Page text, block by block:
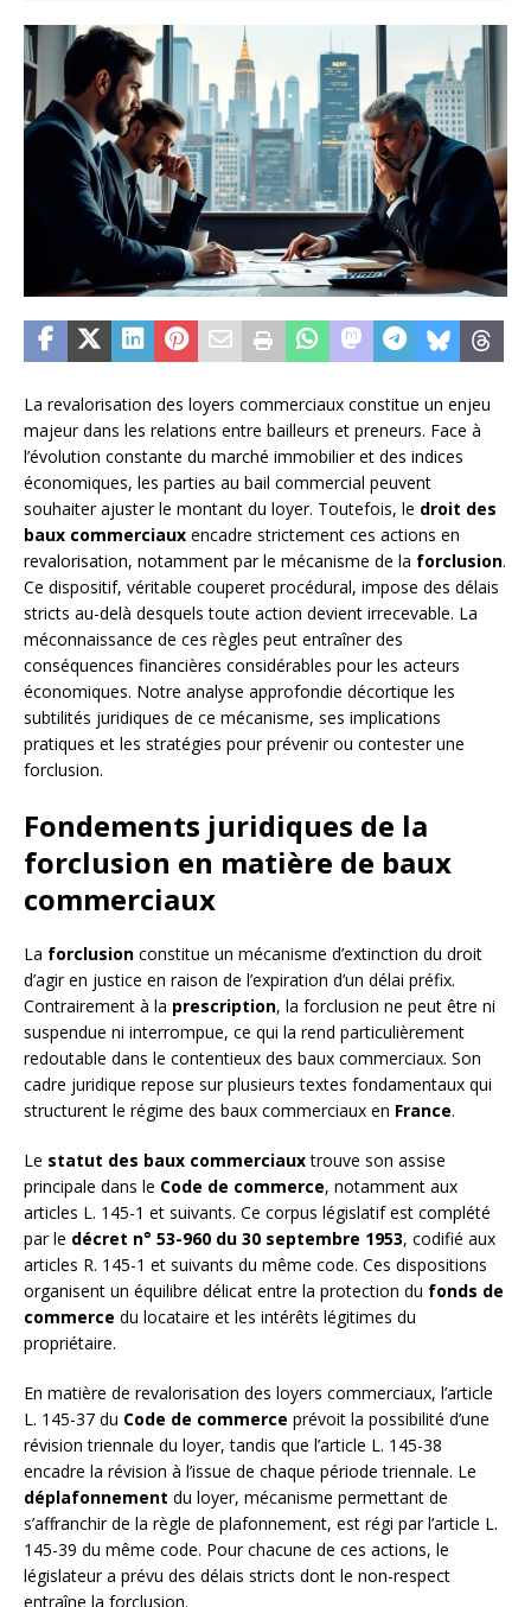
La revalorisation des loyers commerciaux constitue un enjeu
majeur dans les relations entre bailleurs et preneurs. Face à
l’évolution constante du marché immobilier et des indices
économiques, les parties au bail commercial peuvent
souhaiter ajuster le montant du loyer. Toutefois, le droit des
baux commerciaux encadre strictement ces actions en
revalorisation, notamment par le mécanisme de la forclusion.
Ce dispositif, véritable couperet procédural, impose des délais
stricts au-delà desquels toute action devient irrecevable. La
méconnaissance de ces règles peut entraîner des
conséquences financières considérables pour les acteurs
économiques. Notre analyse approfondie décortique les
subtilités juridiques de ce mécanisme, ses implications
pratiques et les stratégies pour prévenir ou contester une
forclusion.
Fondements juridiques de la
forclusion en matière de baux
commerciaux
La forclusion constitue un mécanisme d’extinction du droit
d’agir en justice en raison de l’expiration d’un délai préfix.
Contrairement à la prescription, la forclusion ne peut être ni
suspendue ni interrompue, ce qui la rend particulièrement
redoutable dans le contentieux des baux commerciaux. Son
cadre juridique repose sur plusieurs textes fondamentaux qui
structurent le régime des baux commerciaux en France.
Le statut des baux commerciauxtrouve son assise
principale dans le Code de commerce, notamment aux
articles L. 145-1 et suivants. Ce corpus législatif est complété
par le décret n° 53-960 du 30 septembre 1953, codifié aux
articles R. 145-1 et suivants du même code. Ces dispositions
organisent un équilibre délicat entre la protection du fonds de
commerce du locataire et les intérêts légitimes du
propriétaire.
En matière de revalorisation des loyers commerciaux, l’article
L. 145-37 du Code de commerce prévoit la possibilité d’une
révision triennale du loyer, tandis que l’article L. 145-38
encadre la révision à l’issue de chaque période triennale. Le
déplafonnement du loyer, mécanisme permettant de
s’affranchir de la règle de plafonnement, est régi par l’article L.
145-39 du même code. Pour chacune de ces actions, le
législateur a prévu des délais stricts dont le non-respect
entraîne la forclusion.